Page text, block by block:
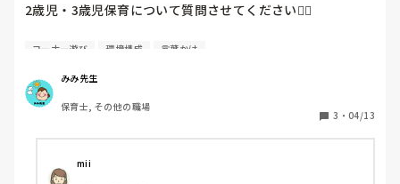
2歳児・3歳児保育について質問させてください🙋‍♀️
コーナー遊びで
環境設定でも、子どもへの関わり方でも何でもOKです！
コーナー遊び 環境構成 言葉かけ
みみ先生
保育士, その他の職場
3 ・ 04/13
mii